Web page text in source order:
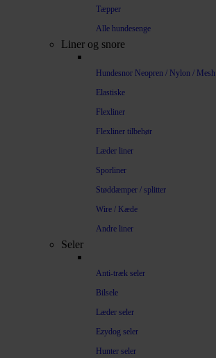
Tæpper
Alle hundesenge
Liner og snore
Hundesnor Neopren / Nylon / Mesh
Elastiske
Flexliner
Flexliner tilbehør
Læder liner
Sporliner
Støddæmper / splitter
Wire / Kæde
Andre liner
Seler
Anti-træk seler
Bilsele
Læder seler
Ezydog seler
Hunter seler